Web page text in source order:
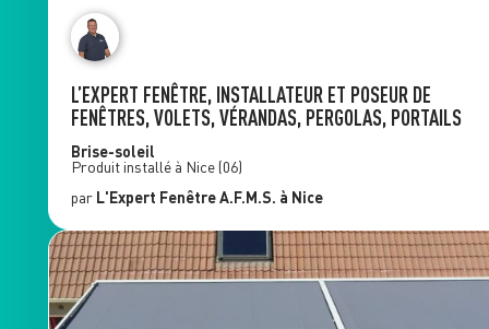
L’EXPERT FENÊTRE, INSTALLATEUR ET POSEUR DE
FENÊTRES, VOLETS, VÉRANDAS, PERGOLAS, PORTAILS
Brise-soleil
Produit installé à Nice (06)
par L'Expert FenêtreA.F.M.S. à Nice